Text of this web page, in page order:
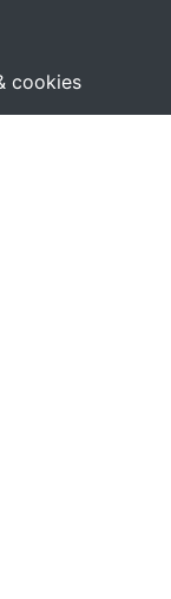
cookies